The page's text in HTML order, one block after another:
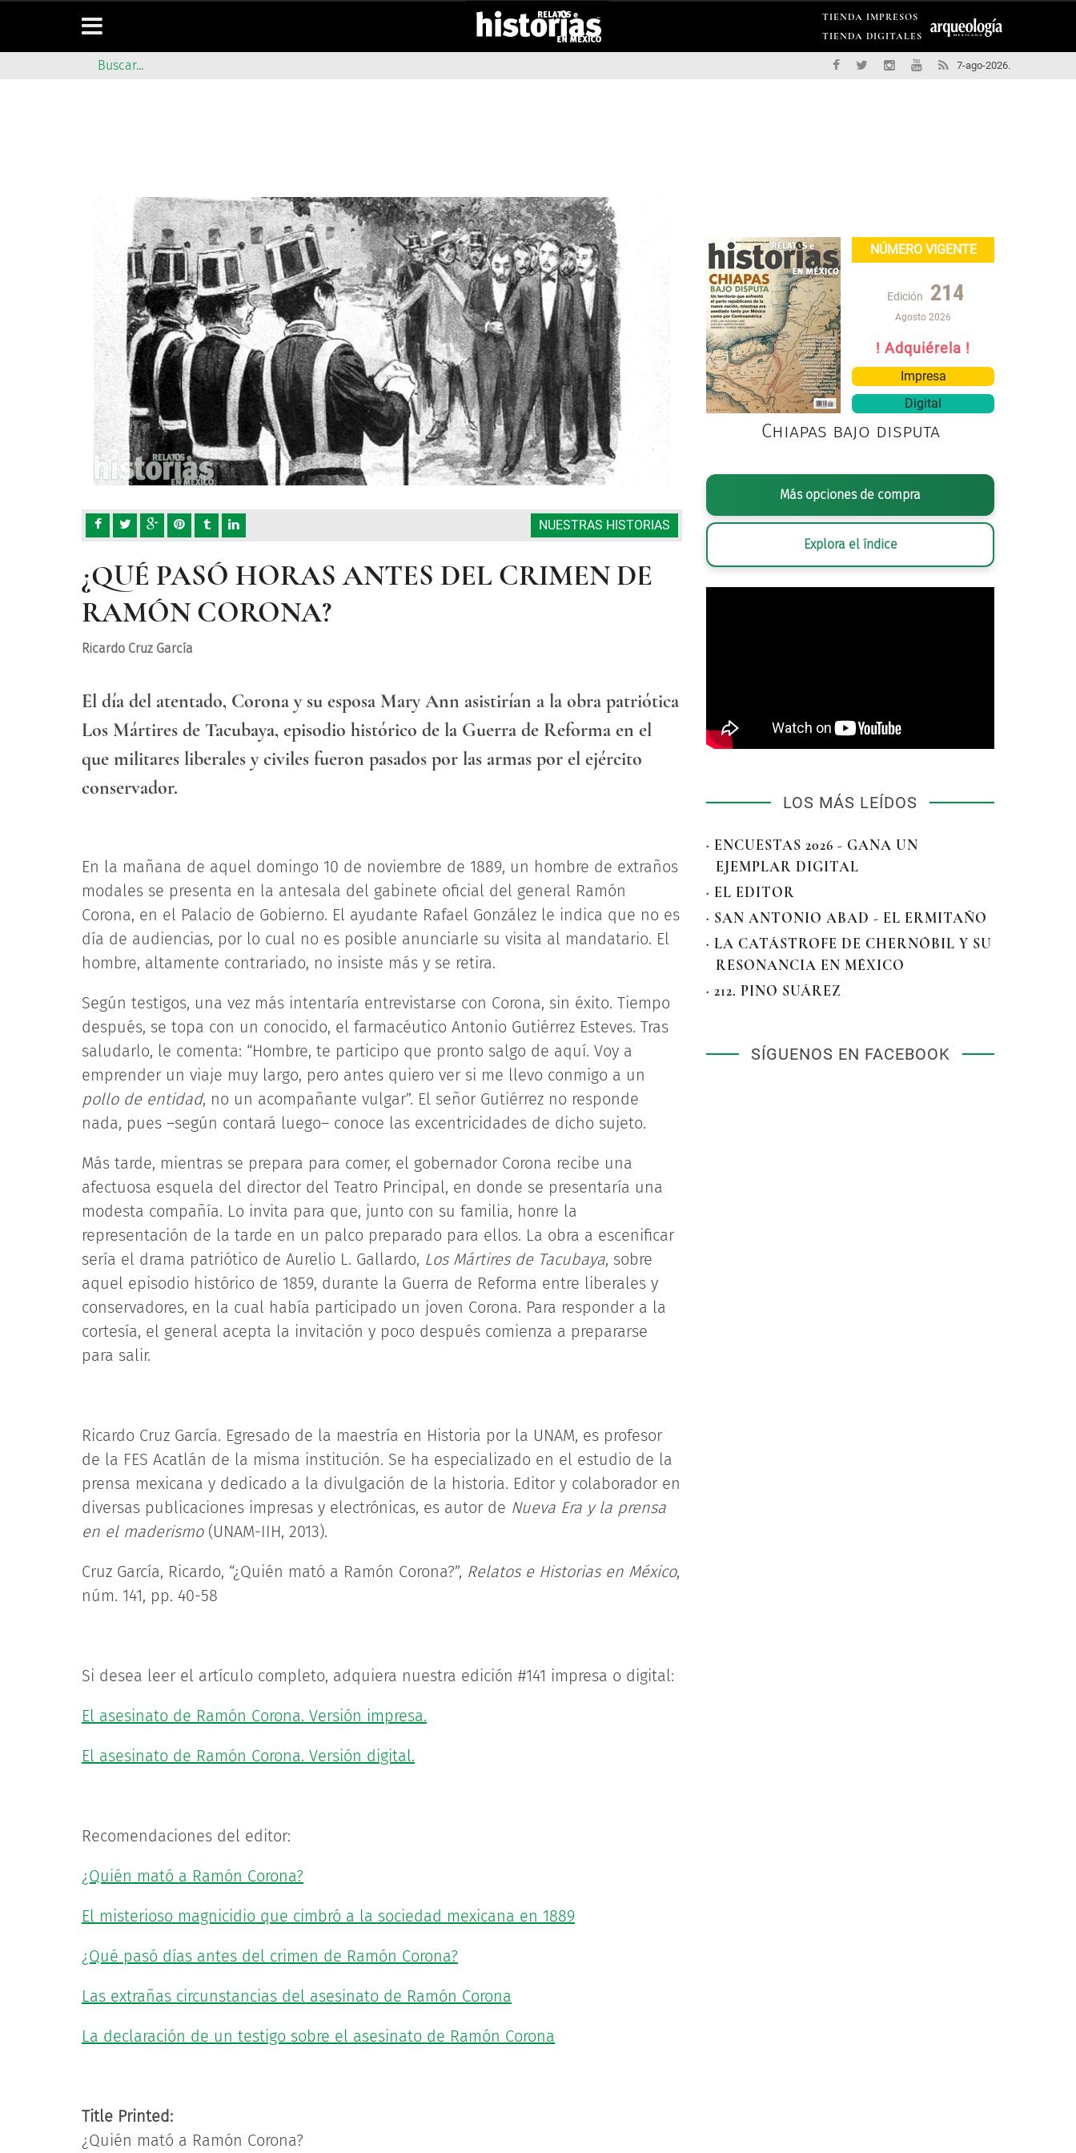
TIENDA IMPRESOS
TIENDA DIGITALES
7-ago-2026.
NUESTRAS HISTORIAS
¿QUÉ PASÓ HORAS ANTES DEL CRIMEN DE
RAMÓN CORONA?
Ricardo Cruz García
El día del atentado, Corona y su esposa Mary Ann asistirían a la obra patriótica
Los Mártires de Tacubaya, episodio histórico de la Guerra de Reforma en el
que militares liberales y civiles fueron pasados por las armas por el ejército
conservador.
En la mañana de aquel domingo 10 de noviembre de 1889, un hombre de extraños
modales se presenta en la antesala del gabinete oficial del general Ramón
Corona, en el Palacio de Gobierno. El ayudante Rafael González le indica que no es
día de audiencias, por lo cual no es posible anunciarle su visita al mandatario. El
hombre, altamente contrariado, no insiste más y se retira.
Según testigos, una vez más intentaría entrevistarse con Corona, sin éxito. Tiempo
después, se topa con un conocido, el farmacéutico Antonio Gutiérrez Esteves. Tras
saludarlo, le comenta: “Hombre, te participo que pronto salgo de aquí. Voy a
emprender un viaje muy largo, pero antes quiero ver si me llevo conmigo a un
pollo de entidad, no un acompañante vulgar”. El señor Gutiérrez no responde
nada, pues –según contará luego– conoce las excentricidades de dicho sujeto.
Más tarde, mientras se prepara para comer, el gobernador Corona recibe una
afectuosa esquela del director del Teatro Principal, en donde se presentaría una
modesta compañía. Lo invita para que, junto con su familia, honre la
representación de la tarde en un palco preparado para ellos. La obra a escenificar
sería el drama patriótico de Aurelio L. Gallardo, Los Mártires de Tacubaya, sobre
aquel episodio histórico de 1859, durante la Guerra de Reforma entre liberales y
conservadores, en la cual había participado un joven Corona. Para responder a la
cortesía, el general acepta la invitación y poco después comienza a prepararse
para salir.
Ricardo Cruz García. Egresado de la maestría en Historia por la UNAM, es profesor
de la FES Acatlán de la misma institución. Se ha especializado en el estudio de la
prensa mexicana y dedicado a la divulgación de la historia. Editor y colaborador en
diversas publicaciones impresas y electrónicas, es autor de Nueva Era y la prensa
en el maderismo(UNAM-IIH, 2013).
Cruz García, Ricardo, “¿Quién mató a Ramón Corona?”, Relatos e Historias en México,
núm. 141, pp. 40-58
Si desea leer el artículo completo, adquiera nuestra edición #141 impresa o digital:
El asesinato de Ramón Corona. Versión impresa.
El asesinato de Ramón Corona. Versión digital.
Recomendaciones del editor:
¿Quién mató a Ramón Corona?
El misterioso magnicidio que cimbró a la sociedad mexicana en 1889
¿Qué pasó días antes del crimen de Ramón Corona?
Las extrañas circunstancias del asesinato de Ramón Corona
La declaración de un testigo sobre el asesinato de Ramón Corona
Title Printed:
¿Quién mató a Ramón Corona?
NÚMERO VIGENTE
Edición 214
Agosto 2026
! Adquiérela !
Impresa
Digital
Chiapas bajo disputa
Más opciones de compra
Explora el índice
LOS MÁS LEÍDOS
· ENCUESTAS 2026 - GANA UN
EJEMPLAR DIGITAL
· EL EDITOR
· SAN ANTONIO ABAD - EL ERMITAÑO
· LA CATÁSTROFE DE CHERNÓBIL Y SU
RESONANCIA EN MÉXICO
· 212. PINO SUÁREZ
SÍGUENOS EN FACEBOOK